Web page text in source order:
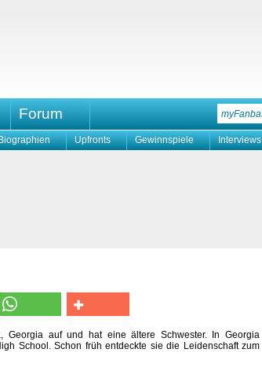
Forum
Upfronts Gewinnspiele Interviews
Georgia auf und hat eine ältere Schwester. In Georgia
School. Schon früh entdeckte sie die Leidenschaft zum